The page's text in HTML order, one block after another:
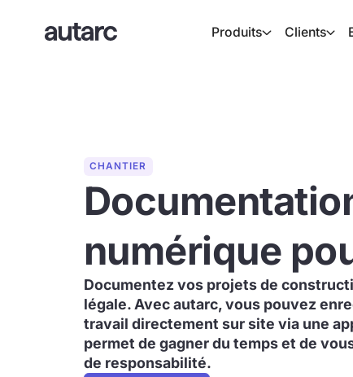
Produits Clients
CHANTIER
numérique
Documentez vos projets de
légale. Avec autarc, vous pouvez
travail directement sur site via une
permet de gagner du temps et de
de responsabilité.